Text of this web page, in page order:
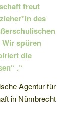
freut
des
spüren
die
.“
Agentur für
in Nümbrecht